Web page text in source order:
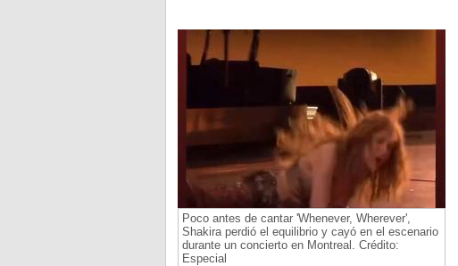
Poco antes de cantar 'Whenever, Wherever',
Shakira perdió el equilibrio y cayó en el escenario
durante un concierto en Montreal. Crédito:
Especial